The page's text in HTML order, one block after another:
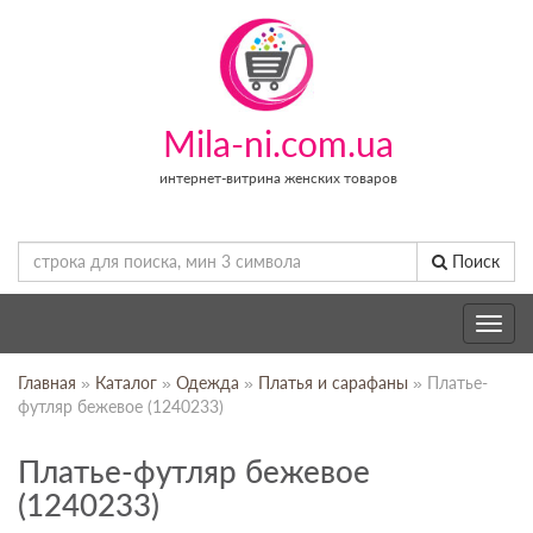
Mila-ni.com.ua
интернет-витрина женских товаров
Поиск
Toggle
Главная » Каталог » Одежда » Платья и сарафаны » Платье-
футляр бежевое (1240233)
Платье-футляр бежевое
(1240233)